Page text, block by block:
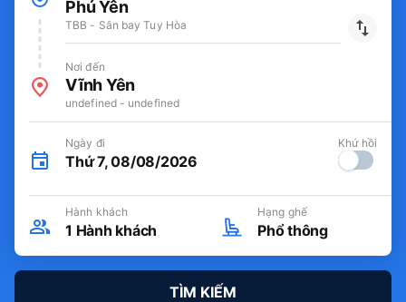
Phú Yên
TBB - Sân bay Tuy Hòa
Nơi đến
Vĩnh Yên
undefined - undefined
Ngày đi
Thứ 7, 08/08/2026
Khứ hồi
Hành khách
1 Hành khách
Hạng ghế
Phổ thông
TÌM KIẾM